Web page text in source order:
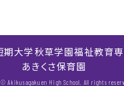
期大学秋草学園福祉教育
あきくさ保育園
Akikusagakuen High School. All rights